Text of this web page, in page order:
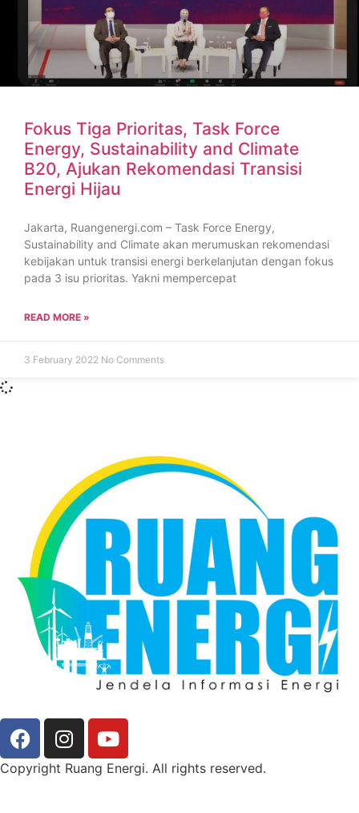
Fokus Tiga Prioritas, Task Force
Energy, Sustainability and Climate
B20, Ajukan Rekomendasi Transisi
Energi Hijau
Jakarta, Ruangenergi.com – Task Force Energy,
Sustainability and Climate akan merumuskan rekomendasi
kebijakan untuk transisi energi berkelanjutan dengan fokus
pada 3 isu prioritas. Yakni mempercepat
READ MORE »
3 February 2022 No Comments
Copyright Ruang Energi. All rights reserved.